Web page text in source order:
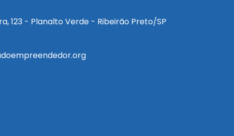
123 - Planalto Verde - Ribeirão Preto/SP